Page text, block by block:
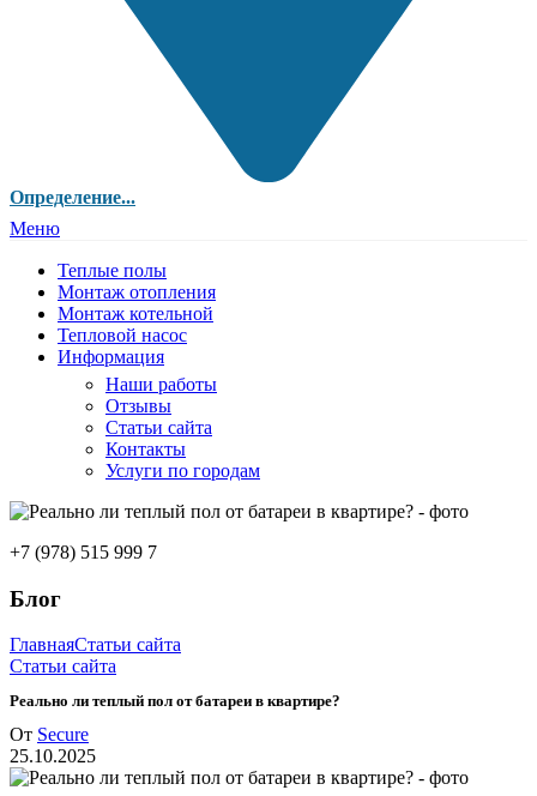
Определение...
Меню
Теплые полы
Монтаж отопления
Монтаж котельной
Тепловой насос
Информация
Наши работы
Отзывы
Статьи сайта
Контакты
Услуги по городам
+7 (978) 515 999 7
Блог
ГлавнаяСтатьи сайта
Статьи сайта
Реально ли теплый пол от батареи в квартире?
От Secure
25.10.2025